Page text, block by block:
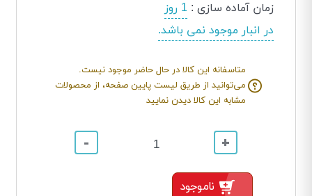
زمان آماده سازی :1 روز
در انبار موجود نمی باشد.
متاسفانه این کالا در حال حاضر موجود نیست.
می‌توانید از طریق لیست پایین صفحه، از محصولات
مشابه این کالا دیدن نمایید
+
-
ناموجود